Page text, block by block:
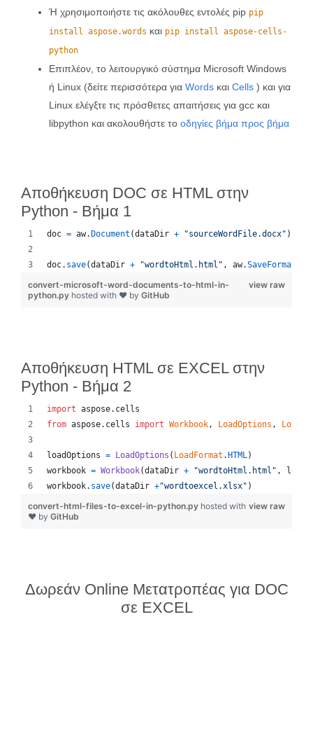
Ή χρησιμοποιήστε τις ακόλουθες εντολές pip pip
install aspose.words και pip install aspose-cells-
python
Επιπλέον, το λειτουργικό σύστημα Microsoft Windows
ή Linux (δείτε περισσότερα για Words και Cells ) και για
Linux ελέγξτε τις πρόσθετες απαιτήσεις για gcc και
libpython και ακολουθήστε το οδηγίες βήμα προς βήμα
Αποθήκευση DOC σε HTML στην
Python - Βήμα 1
doc = aw. Document (dataDir + "sourceWordFile.docx" )
doc. save(dataDir + "wordtoHtml.html" , aw.SaveFormat
view raw
convert-microsoft-word-documents-to-html-in-
python.py hosted with ❤ by GitHub
Αποθήκευση HTML σε EXCEL στην
Python - Βήμα 2
import aspose. cells
from aspose. cells import Workbook, LoadOptions ,
loadOptions = LoadOptions ( LoadFormat . HTML)
workbook = Workbook(dataDir + "wordtoHtml.html" ,
workbook. save(dataDir +"wordtoexcel.xlsx" )
view raw
convert-html-files-to-excel-in-python.py hosted with
❤ by GitHub
Δωρεάν Online Μετατροπέας για DOC
σε EXCEL